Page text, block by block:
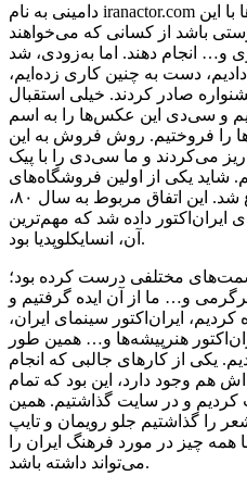
دامینی به نام iranactor.com خریدم. ایران‌اکتور در آن سال‌ها با این
باشد از کسانی که می‌خواهند
و… انجام دهند. اما به‌زودی، شد
دست به چنین کاری زده‌ایم،
صادر کردند. خیلی استقبال
و سی‌دی این عکس‌ها را به اسم
را فروختیم. روش فروش به این
می‌کردند و ما سی‌دی را با پیک
شاید یکی از اولین فروشگاه‌های
الکترونیک کشور از اینجا شروع شد. این اتفاق مربوط به سال ۸۰،
ایران‌اکتور داده شد که مهم‌ترین
آن، انسایکلوپدیا بود.
مختلفی درست کرده بود؛
و… ما از آن ایده گرفتیم و
کردیم، ایران‌اکتور سینمای ایران،
هنرپیشه‌ها و… همین طور
از کارهای جالبی که انجام
هم وجود دارد، این بود که تمام
و در سایت گذاشتیم. همین
را گذاشتیم جلو رویمان و تایپ
همه چیز در مورد فرهنگ ایران را
می‌تواند داشته باشد.